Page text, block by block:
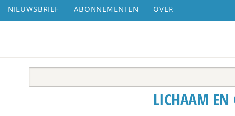
NIEUWSBRIEF ABONNEMENTEN OVER
LICHAAM EN